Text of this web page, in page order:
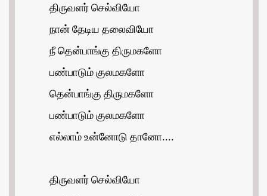
திருவளர் செல்வியோ
நான் தேடிய தலைவியோ
நீ தென்பாங்கு திருமகளோ
பண்பாடும் குலமகளோ
தென்பாங்கு திருமகளோ
பண்பாடும் குலமகளோ
எல்லாம் உன்னோடு தானோ....
திருவளர் செல்வியோ